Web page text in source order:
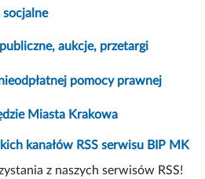
socjalne
aukcje, przetargi
pomocy prawnej
Miasta Krakowa
kanałów RSS serwisu BIP MK
z naszych serwisów RSS!